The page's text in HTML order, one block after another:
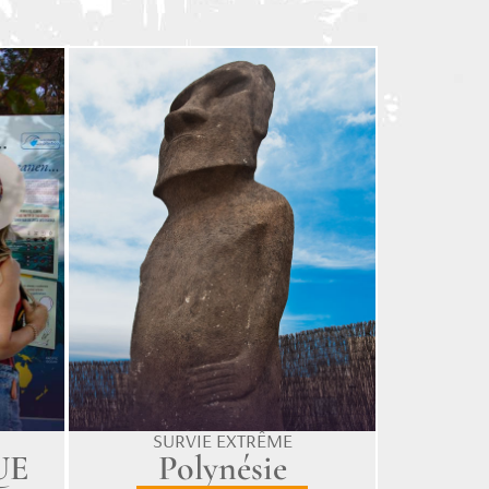
SURVIE EXTRÊME
Polynésie